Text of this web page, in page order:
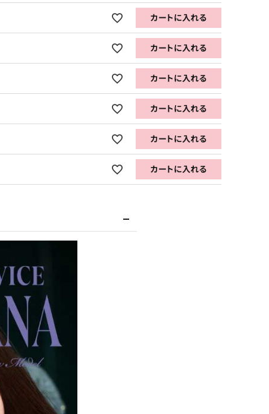
カートに入れる
カートに入れる
カートに入れる
カートに入れる
カートに入れる
カートに入れる